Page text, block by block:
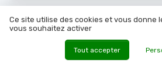
Ce site utilise des cookies et vous donne
vous souhaitez activer
Tout accepter